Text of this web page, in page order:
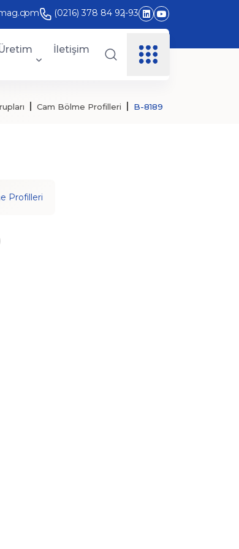
(0216) 378 84 92-93
İletişim
Cam Bölme Profilleri B-8189
Profilleri